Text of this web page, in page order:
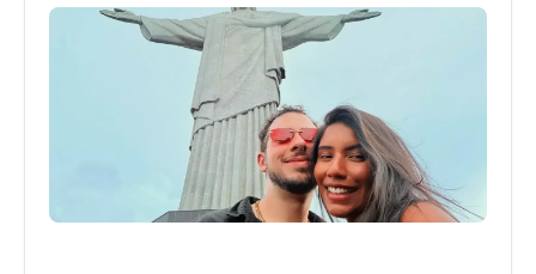
criar uma enquete no Instagram, perguntando
se as pessoas comprariam as refeições que ela
costuma fazer, e o resultado da enquete foi
bastante positivo. Então, Aline fez um teste no
primeiro dia, e muitas pessoas fizeram pedidos